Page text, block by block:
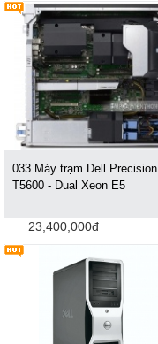
033 Máy trạm Dell Precision
T5600 - Dual Xeon E5
23,400,000đ